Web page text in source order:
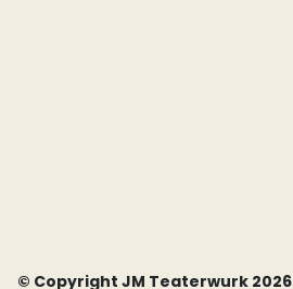
© Copyright JM Teaterwurk 2026